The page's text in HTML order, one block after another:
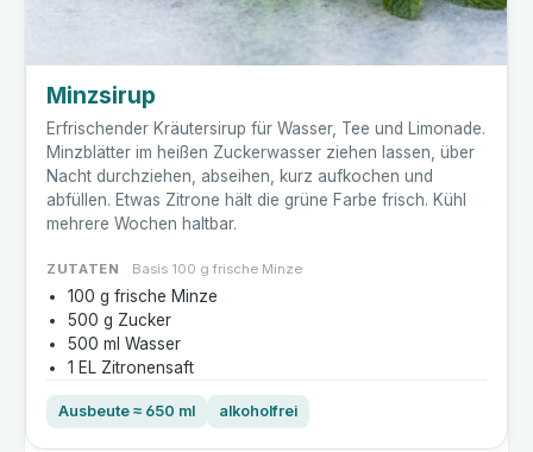
Minzsirup
Erfrischender Kräutersirup für Wasser, Tee und Limonade.
Minzblätter im heißen Zuckerwasser ziehen lassen, über
Nacht durchziehen, abseihen, kurz aufkochen und
abfüllen. Etwas Zitrone hält die grüne Farbe frisch. Kühl
mehrere Wochen haltbar.
ZUTATEN Basis 100 g frische Minze
100 g frische Minze
500 g Zucker
500 ml Wasser
1 EL Zitronensaft
Ausbeute ≈ 650 ml alkoholfrei